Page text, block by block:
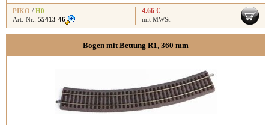
PIKO / H0
Art.-Nr.: 55413-46
4.66 €
mit MWSt.
Bogen mit Bettung R1, 360 mm